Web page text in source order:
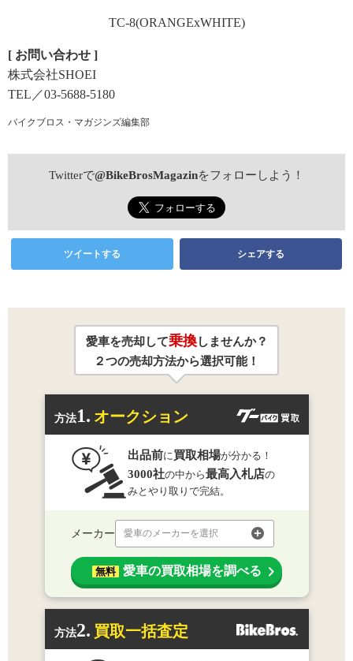
TC-8(ORANGExWHITE)
[ お問い合わせ ]
株式会社SHOEI
TEL／03-5688-5180
バイクブロス・マガジンズ編集部
Twitterで@BikeBrosMagazinをフォローしよう！
ツイートする シェアする
愛車を売却して乗換しませんか？
２つの売却方法から選択可能！
方法1. オークション
出品前に買取相場が分かる！
3000社の中から最高入札店の
みとやり取りで完結。
メーカー 愛車のメーカーを選択
無料 愛車の買取相場を調べる
方法2. 買取一括査定